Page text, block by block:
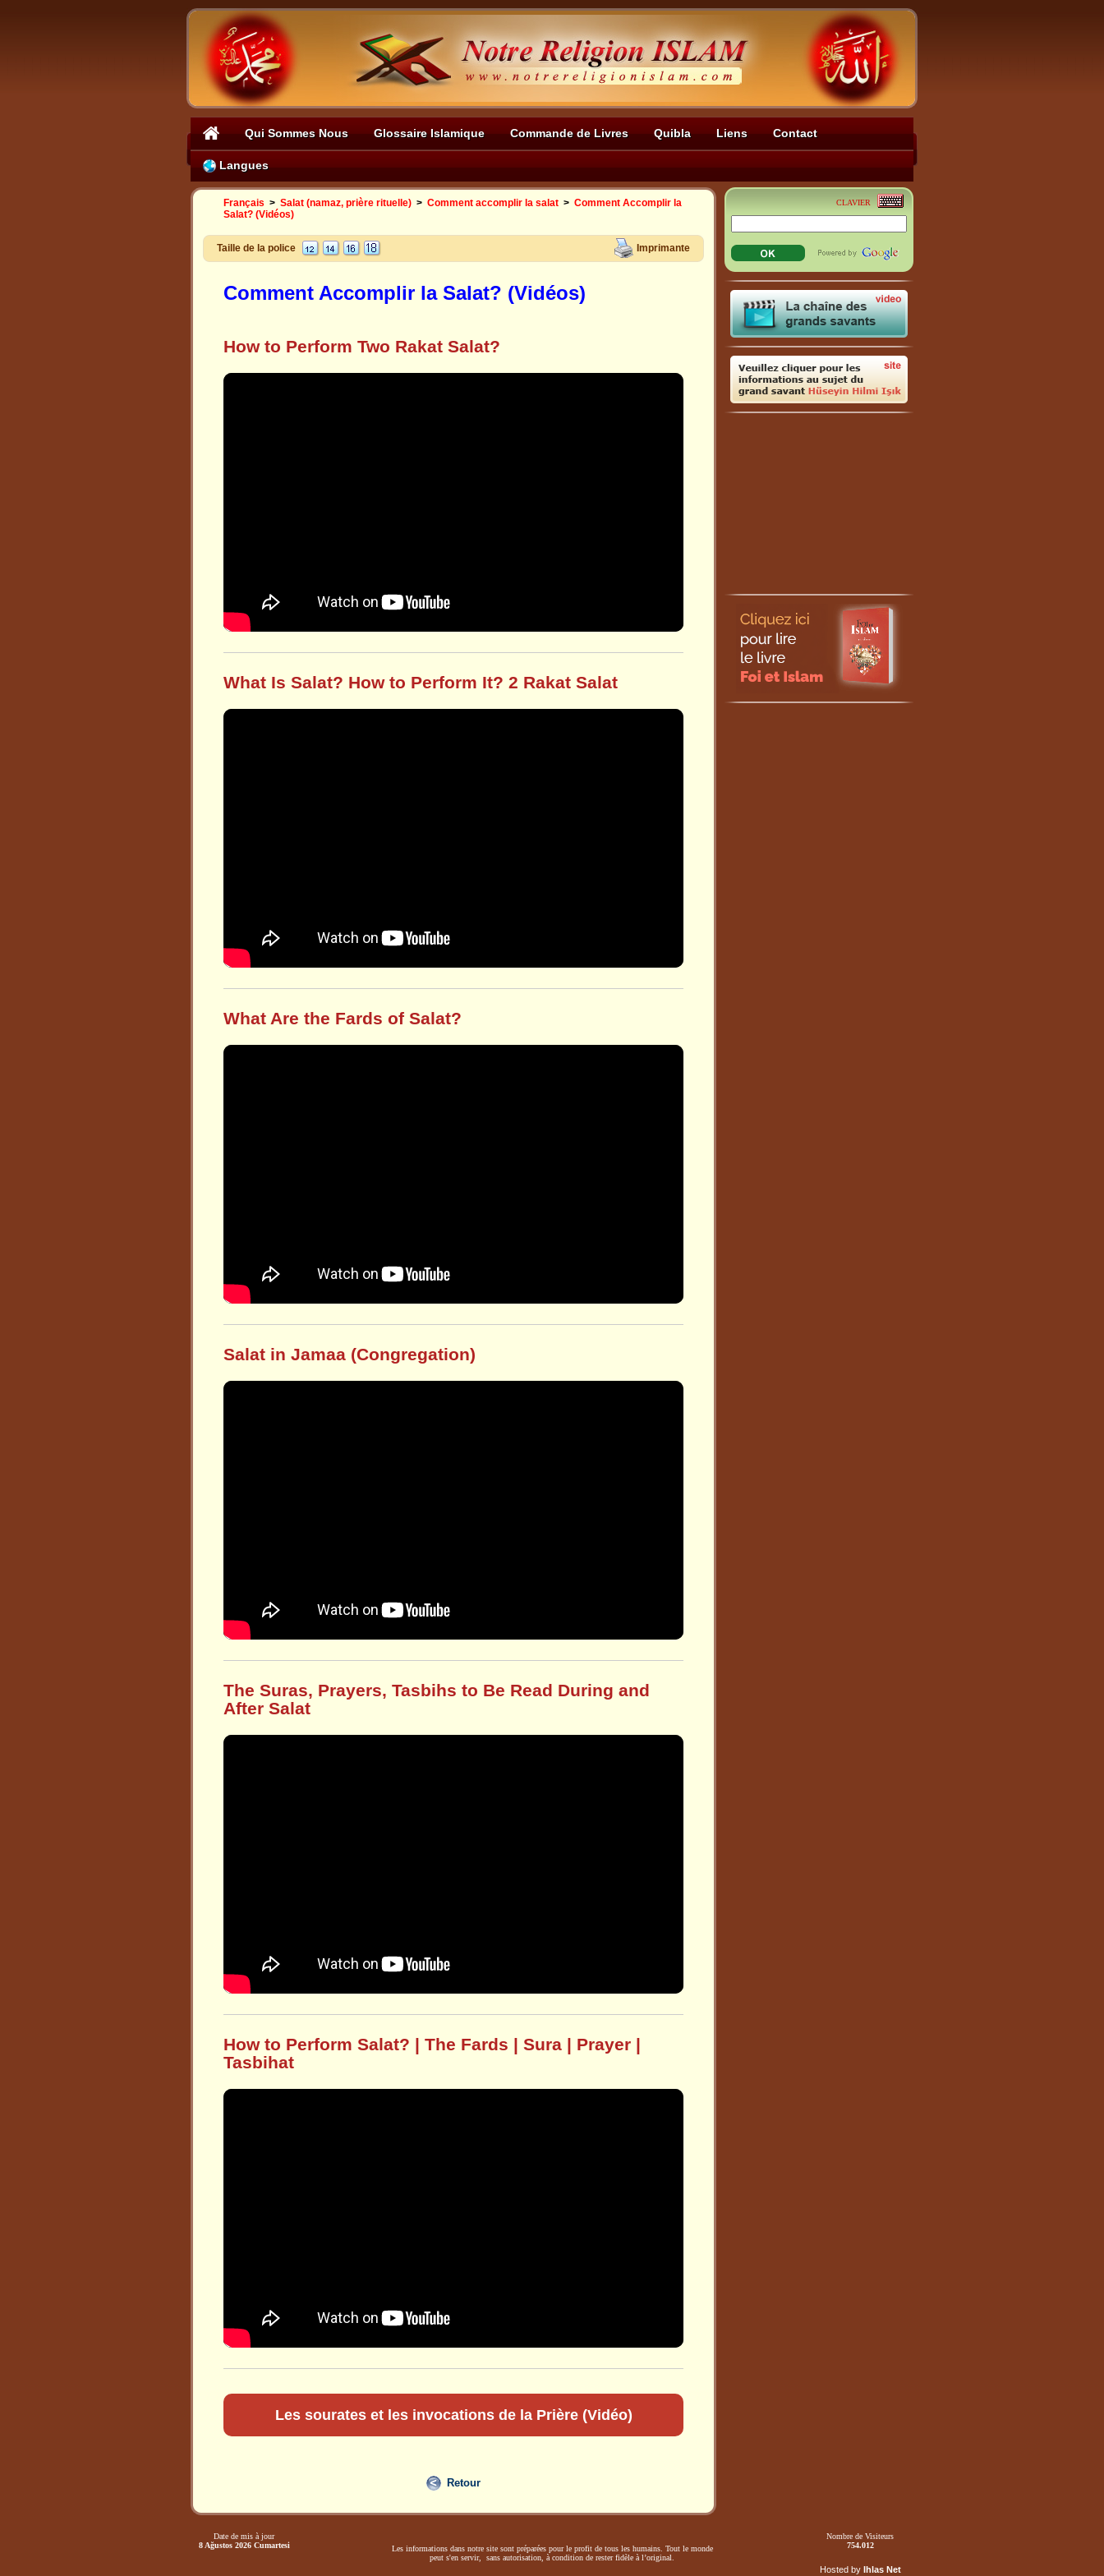
Qui Sommes Nous Glossaire Islamique Commande de Livres Quibla Liens Contact
Langues
Français > Salat (namaz, prière rituelle) > Comment accomplir la salat > Comment Accomplir la
Salat? (Vidéos)
Taille de la police Imprimante
Comment Accomplir la Salat? (Vidéos)
How to Perform Two Rakat Salat?
What Is Salat? How to Perform It? 2 Rakat Salat
What Are the Fards of Salat?
Salat in Jamaa (Congregation)
The Suras, Prayers, Tasbihs to Be Read During and
After Salat
How to Perform Salat? | The Fards | Sura | Prayer |
Tasbihat
Les sourates et les invocations de la Prière (Vidéo)
Retour
CLAVIER
Date de mis à jour
8 Ağustos 2026 Cumartesi
Les informations dans notre site sont préparées pour le profit de tous les humains. Tout le monde
peut s'en servir, sans autorisation, à condition de rester fidèle à l’original.
Nombre de Visiteurs
754.012
Hosted by Ihlas Net